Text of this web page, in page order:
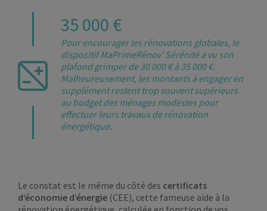
35 000 €
Pour encourager les rénovations globales, le
dispositif MaPrimeRénov’ Sérénité a vu son
plafond grimper de 30 000 € à 35 000 €.
Malheureusement, les montants à engager en
supplément restent trop souvent supérieurs
au budget des ménages modestes pour
effectuer leurs travaux de rénovation
énergétique.
Le constat est le même du côté des certificats
d’économie d’énergie (CEE), cette fameuse aide à la